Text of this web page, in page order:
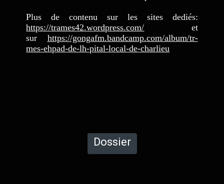
Plus de contenu sur les sites dediés:
https://trames42.wordpress.com/ et
sur https://gongafm.bandcamp.com/album/tr-
mes-ehpad-de-lh-pital-local-de-charlieu
Dossier